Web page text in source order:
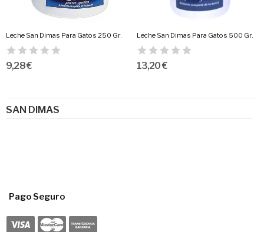
SAN DIMAS
Leche San Dimas Para Gatos 250 Gr.
9,28 €
Leche San Dimas Para Gatos 500 Gr.
13,20 €
Pago Seguro